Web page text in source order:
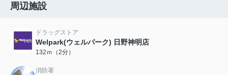
周辺施設
ドラッグストア
Welpark(ウェルパーク) 日野神明店
132ｍ（2分）
消防署